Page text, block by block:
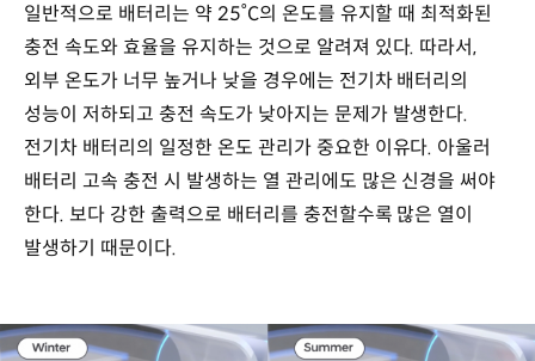
일반적으로 배터리는 약 25˚C의 온도를 유지할 때 최적화된
충전 속도와 효율을 유지하는 것으로 알려져 있다. 따라서,
외부 온도가 너무 높거나 낮을 경우에는 전기차 배터리의
성능이 저하되고 충전 속도가 낮아지는 문제가 발생한다.
전기차 배터리의 일정한 온도 관리가 중요한 이유다. 아울러
배터리 고속 충전 시 발생하는 열 관리에도 많은 신경을 써야
한다. 보다 강한 출력으로 배터리를 충전할수록 많은 열이
발생하기 때문이다.